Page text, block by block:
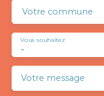
Votre commune
-
Vous souhaitez
Votre message